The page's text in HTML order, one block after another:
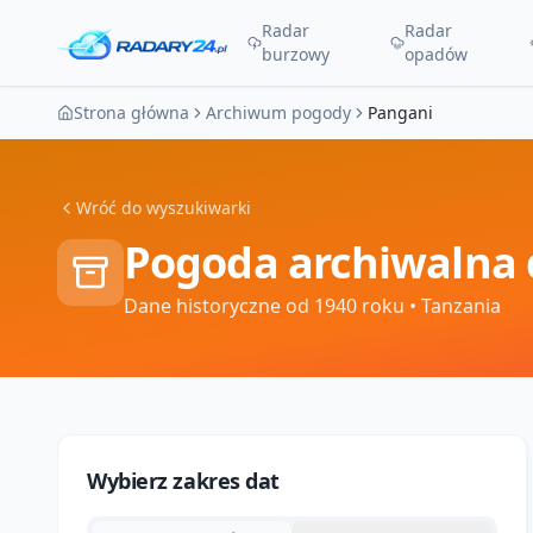
Radar
burzowy
Radar
opadów
Strona główna Archiwum pogody Pangani
Wróć do wyszukiwarki
Pogoda
Dane historyczne od 1940 roku • Tanzania
Wybierz zakres dat